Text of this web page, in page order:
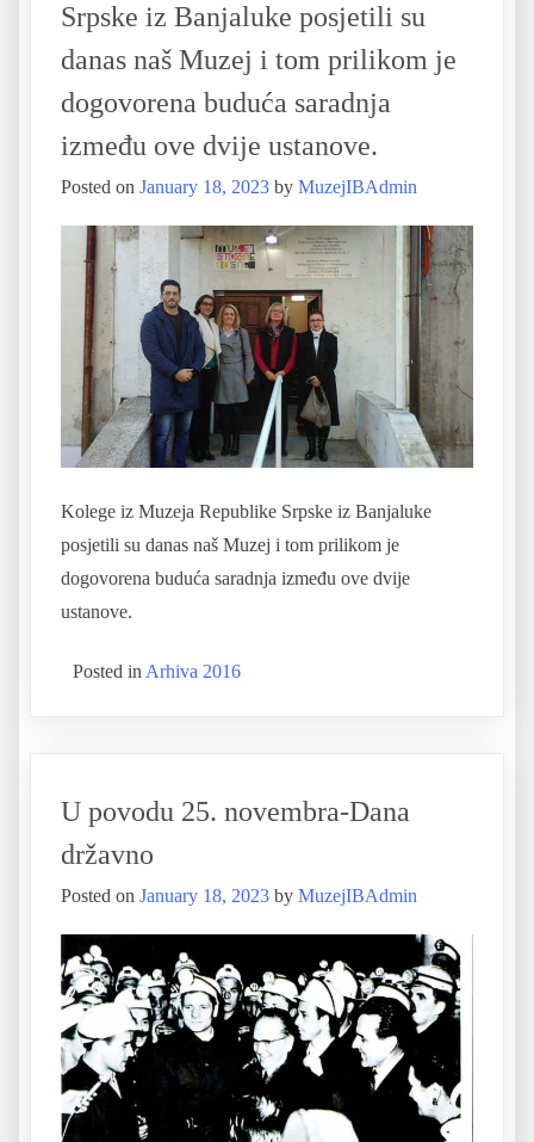
Srpske iz Banjaluke posjetili su
danas naš Muzej i tom prilikom je
dogovorena buduća saradnja
između ove dvije ustanove.
Posted on January 18, 2023 by MuzejIBAdmin
Kolege iz Muzeja Republike Srpske iz Banjaluke
posjetili su danas naš Muzej i tom prilikom je
dogovorena buduća saradnja između ove dvije
ustanove.
Posted inArhiva 2016
U povodu 25. novembra-Dana
državno
Posted on January 18, 2023 by MuzejIBAdmin